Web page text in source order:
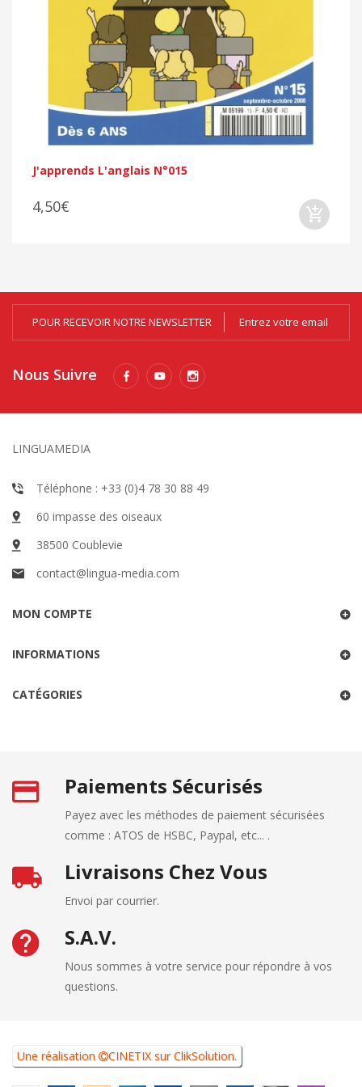
J'apprends L'anglais N°015
4,50€
POUR RECEVOIR NOTRE NEWSLETTER
Nous Suivre
LINGUAMEDIA
Téléphone : +33 (0)4 78 30 88 49
60 impasse des oiseaux
38500 Coublevie
contact@lingua-media.com
MON COMPTE
INFORMATIONS
CATÉGORIES
Paiements Sécurisés
Payez avec les méthodes de paiement sécurisées
comme : ATOS de HSBC, Paypal, etc... .
Livraisons Chez Vous
Envoi par courrier.
S.A.V.
Nous sommes à votre service pour répondre à vos
questions.
Une réalisation CINETIX surClikSolution.